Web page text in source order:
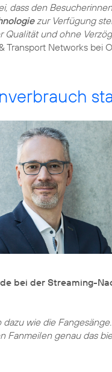
dass den
zur Verfügung
und ohne
Transport Networks bei O
bei der Streaming-
wie die
Fanmeilen genau das